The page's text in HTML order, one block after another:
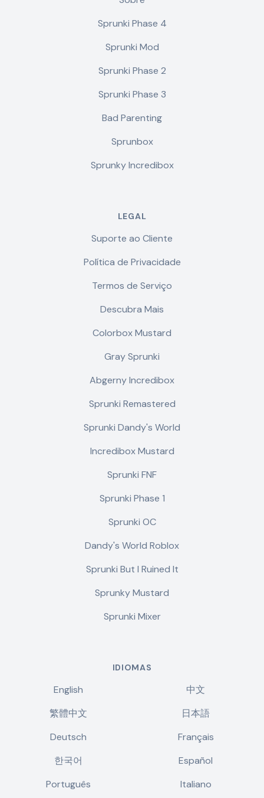
Sprunki Phase 4
Sprunki Mod
Sprunki Phase 2
Sprunki Phase 3
Bad Parenting
Sprunbox
Sprunky Incredibox
LEGAL
Suporte ao Cliente
Política de Privacidade
Termos de Serviço
Descubra Mais
Colorbox Mustard
Gray Sprunki
Abgerny Incredibox
Sprunki Remastered
Sprunki Dandy's World
Incredibox Mustard
Sprunki FNF
Sprunki Phase 1
Sprunki OC
Dandy's World Roblox
Sprunki But I Ruined It
Sprunky Mustard
Sprunki Mixer
IDIOMAS
English
中文
繁體中文
日本語
Deutsch
Français
한국어
Español
Português
Italiano